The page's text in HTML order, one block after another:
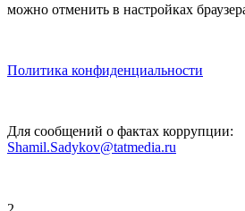
можно отменить в настройках
Политика конфиденциальности
Для сообщений о фактах коррупции:
Shamil.Sadykov@tatmedia.ru